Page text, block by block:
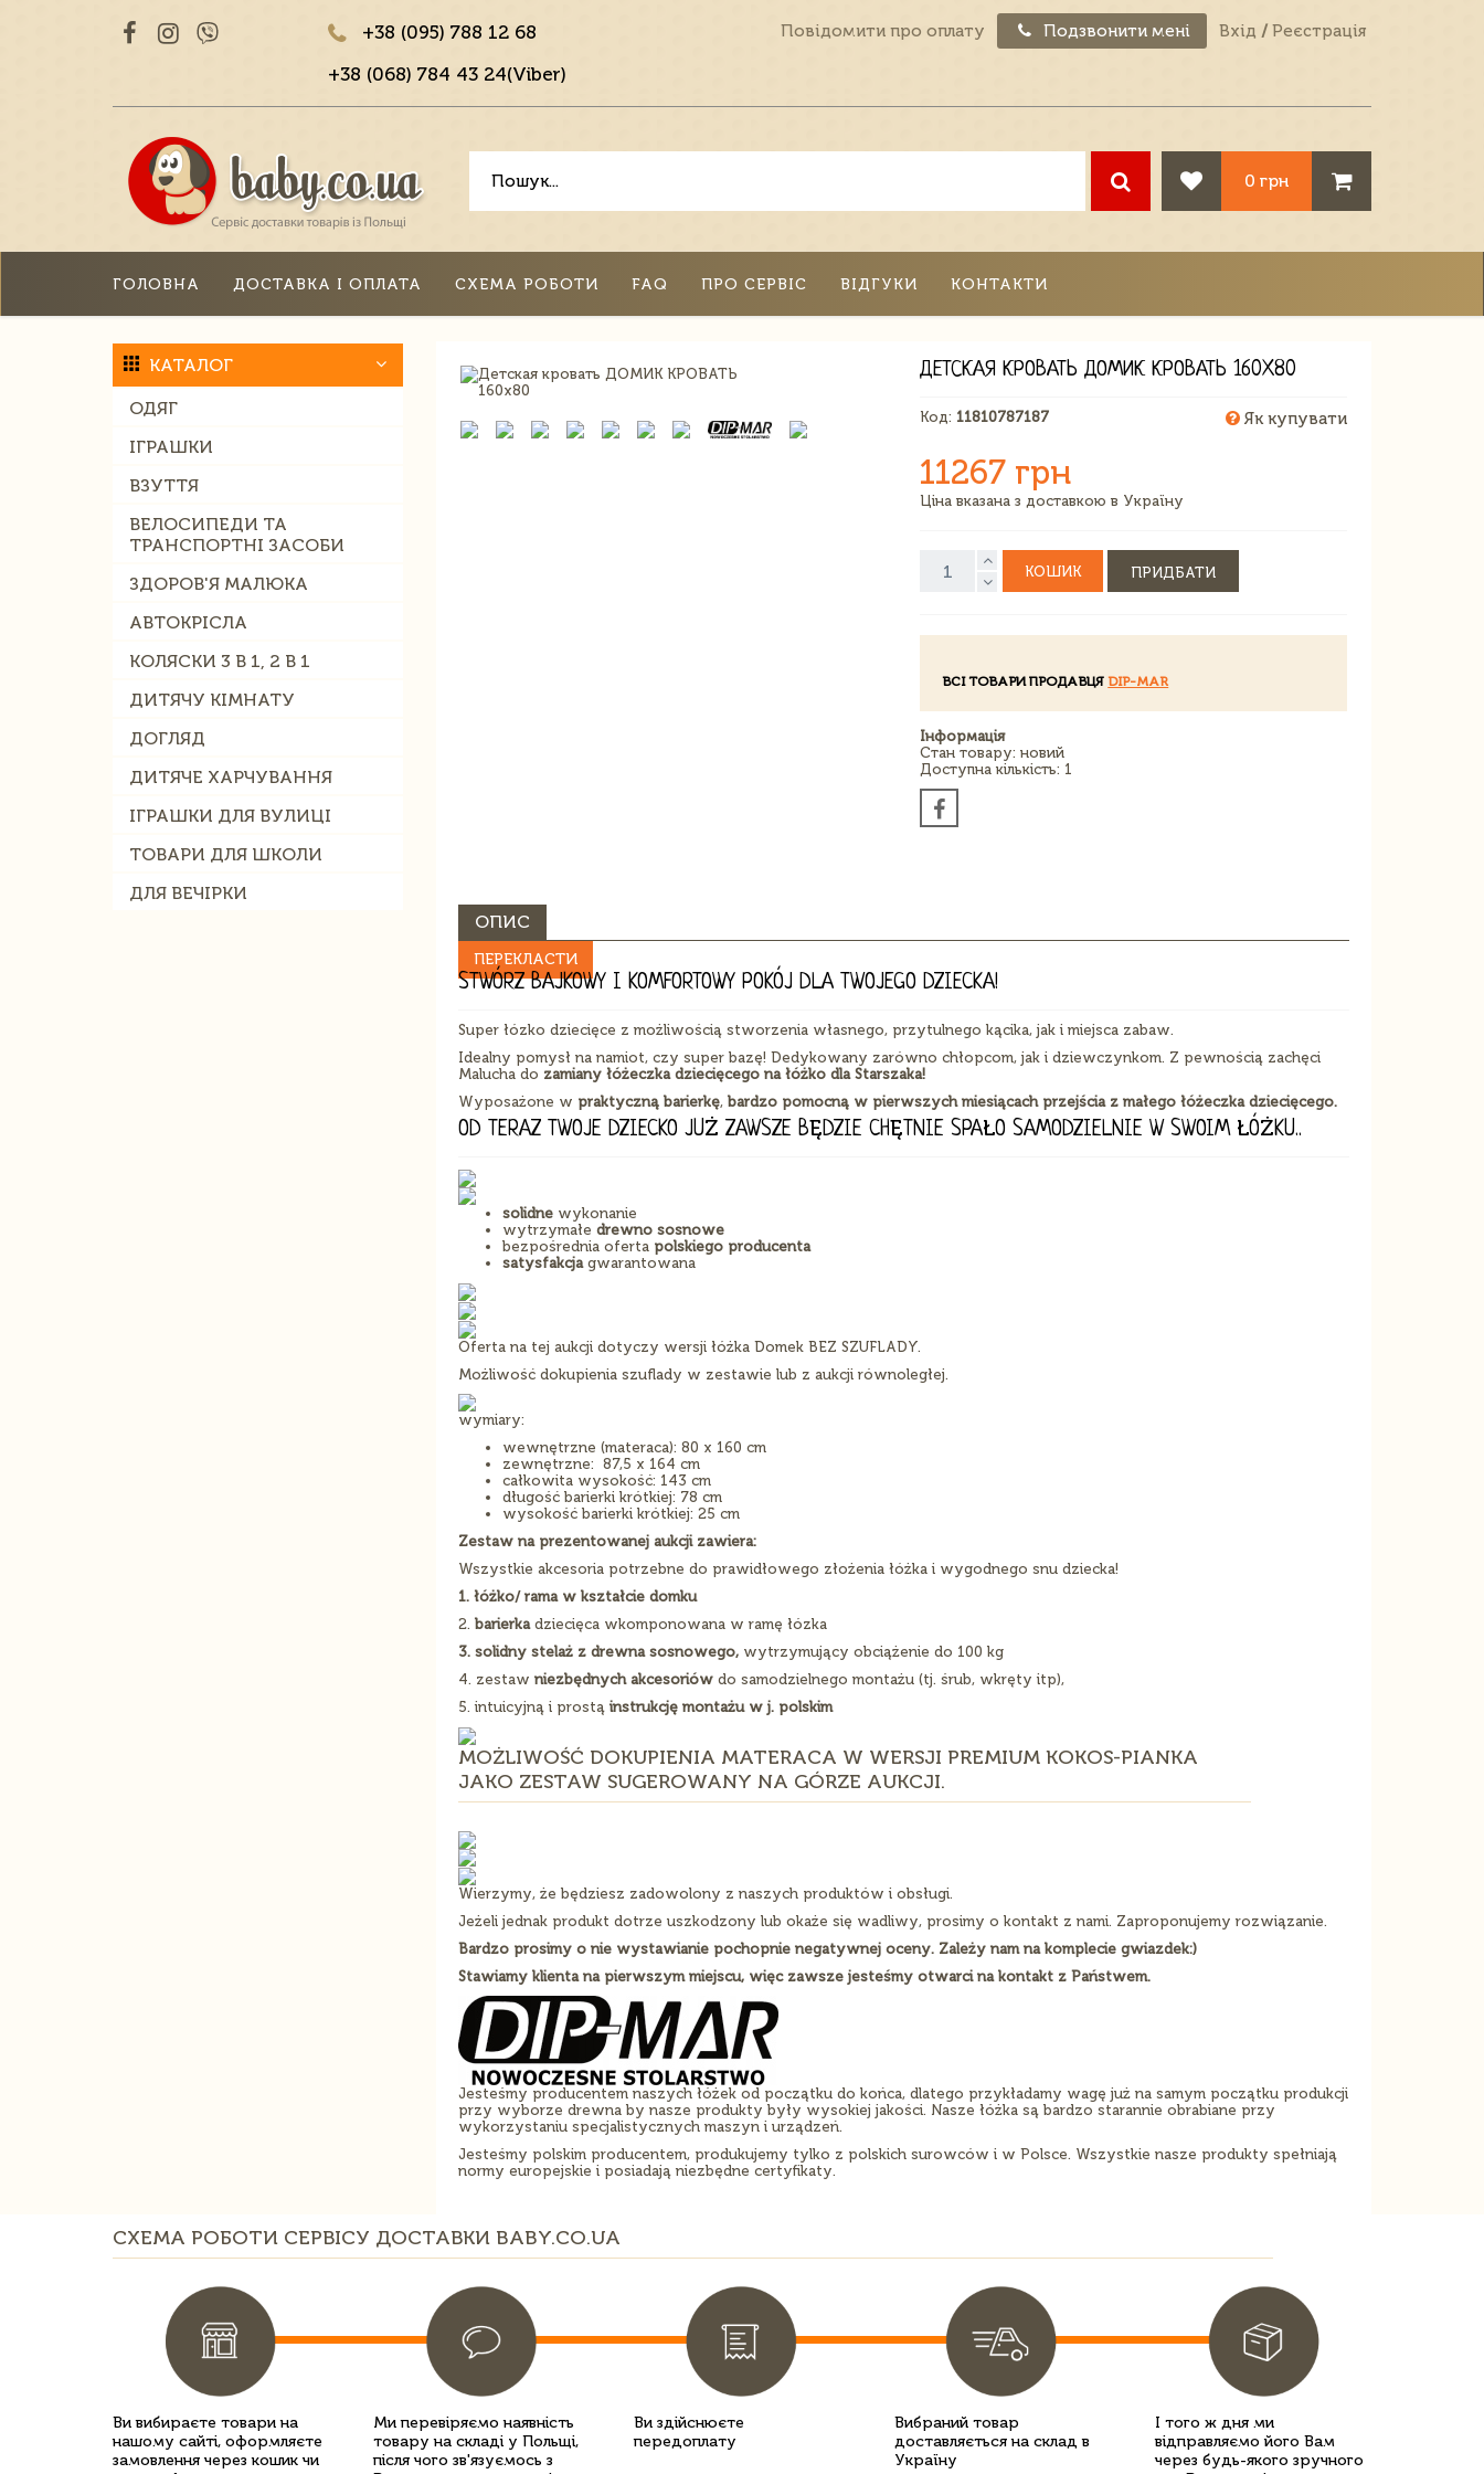
+38 (095) 788 12 68
+38 (068) 784 43 24(Viber)
Повідомити про оплату Подзвонити мені Вхід / Реєстрація
0 грн
ГОЛОВНА ДОСТАВКА І ОПЛАТА СХЕМА РОБОТИ FAQ ПРО СЕРВІС ВІДГУКИ КОНТАКТИ
КАТАЛОГ
ОДЯГ
ІГРАШКИ
ВЗУТТЯ
ВЕЛОСИПЕДИ ТА
ТРАНСПОРТНІ ЗАСОБИ
ЗДОРОВ'Я МАЛЮКА
АВТОКРІСЛА
КОЛЯСКИ 3 В 1, 2 В 1
ДИТЯЧУ КІМНАТУ
ДОГЛЯД
ДИТЯЧЕ ХАРЧУВАННЯ
ІГРАШКИ ДЛЯ ВУЛИЦІ
ТОВАРИ ДЛЯ ШКОЛИ
ДЛЯ ВЕЧІРКИ
ДЕТСКАЯ КРОВАТЬ ДОМИК КРОВАТЬ 160X80
Код: 11810787187 Як купувати
11267 грн
Ціна вказана з доставкою в Україну
КОШИК ПРИДБАТИ
ВСІ ТОВАРИ ПРОДАВЦЯDIP-MAR
Інформація
Стан товару: новий
Доступна кількість: 1
ОПИС
ПЕРЕКЛАСТИ
STWÓRZ BAJKOWY I KOMFORTOWY POKÓJ DLA TWOJEGO DZIECKA!
Super łózko dziecięce z możliwością stworzenia własnego, przytulnego kącika, jak i miejsca zabaw.
Idealny pomysł na namiot, czy super bazę! Dedykowany zarówno chłopcom, jak i dziewczynkom. Z pewnością zachęci
Malucha do zamiany łóżeczka dziecięcego na łóżko dla Starszaka!
Wyposażone w praktyczną barierkę,bardzo pomocną w pierwszych miesiącach przejścia z małego łóżeczka dziecięcego.
OD TERAZ TWOJE DZIECKO JUŻ ZAWSZE BĘDZIE CHĘTNIE SPAŁO SAMODZIELNIE W SWOIM ŁÓŻKU..
solidnewykonanie
wytrzymałe drewno sosnowe
bezpośrednia ofertapolskiego producenta
satysfakcjagwarantowana
Oferta na tej aukcji dotyczy wersji łóżka Domek BEZ SZUFLADY.
Możliwość dokupienia szuflady w zestawie lub z aukcji równoległej.
wymiary:
wewnętrzne (materaca): 80 x 160 cm
zewnętrzne: 87,5 x 164 cm
całkowita wysokość: 143 cm
długość barierki krótkiej: 78 cm
wysokość barierki krótkiej: 25 cm
Zestaw na prezentowanej aukcji zawiera:
Wszystkie akcesoria potrzebne do prawidłowego złożenia łóżka i wygodnego snu dziecka!
1. łóżko/ rama w kształcie domku
2. barierkadziecięca wkomponowana w ramę łózka
3. solidny stelaż z drewna sosnowego, wytrzymujący obciążenie do 100 kg
4. zestaw niezbędnych akcesoriówdo samodzielnego montażu (tj. śrub, wkręty itp),
5. intuicyjną i prostą instrukcję montażu w j. polskim
MOŻLIWOŚĆ DOKUPIENIA MATERACA W WERSJI PREMIUM KOKOS-PIANKA
JAKO ZESTAW SUGEROWANY NA GÓRZE AUKCJI.
Wierzymy, że będziesz zadowolony z naszych produktów i obsługi.
Jeżeli jednak produkt dotrze uszkodzony lub okaże się wadliwy, prosimy o kontakt z nami. Zaproponujemy rozwiązanie.
Bardzo prosimy o nie wystawianie pochopnie negatywnej oceny. Zależy nam na komplecie gwiazdek:)
Stawiamy klienta na pierwszym miejscu, więc zawsze jesteśmy otwarci na kontakt z Państwem.
Jesteśmy producentem naszych łóżek od początku do końca, dlatego przykładamy wagę już na samym początku produkcji
przy wyborze drewna by nasze produkty były wysokiej jakości. Nasze łóżka są bardzo starannie obrabiane przy
wykorzystaniu specjalistycznych maszyn i urządzeń.
Jesteśmy polskim producentem, produkujemy tylko z polskich surowców i w Polsce. Wszystkie nasze produkty spełniają
normy europejskie i posiadają niezbędne certyfikaty.
СХЕМА РОБОТИ СЕРВІСУ ДОСТАВКИ BABY.CO.UA
Ви вибираєте товари на
нашому сайті, оформляєте
замовлення через кошик чи
Ми перевіряємо наявність
товару на складі у Польщі,
після чого зв'язуємось з
Ви здійснюєте
передоплату
Вибраний товар
доставляється на склад в
Україну
І того ж дня ми
відправляємо його Вам
через будь-якого зручного